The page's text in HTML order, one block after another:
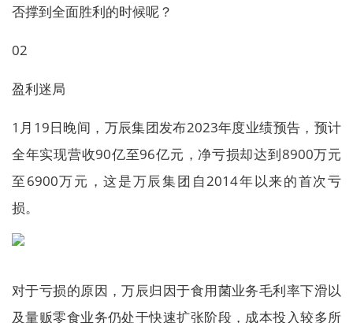
否撑到全面胜利的时候呢？
02
盈利迷局
1月19日晚间，万辰集团发布2023年度业绩预告，预计
全年实现营收90亿至96亿元，净亏损却达到8900万元
至6900万元，这是万辰集团自2014年以来的首次亏
损。
对于亏损的原因，万辰归因于食用菌业务毛利率下滑以
及量贩零食业务仍处于快速扩张阶段，成本投入较多所